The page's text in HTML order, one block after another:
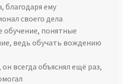
благодаря ему
своего дела
обучение, понятные
ведь обучать вождению
всегда объяснял ещё раз,